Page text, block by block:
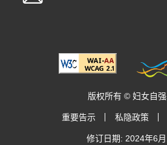
版权所有 © 妇女自
重要告示 私隐政策
修订日期: 2024年6月